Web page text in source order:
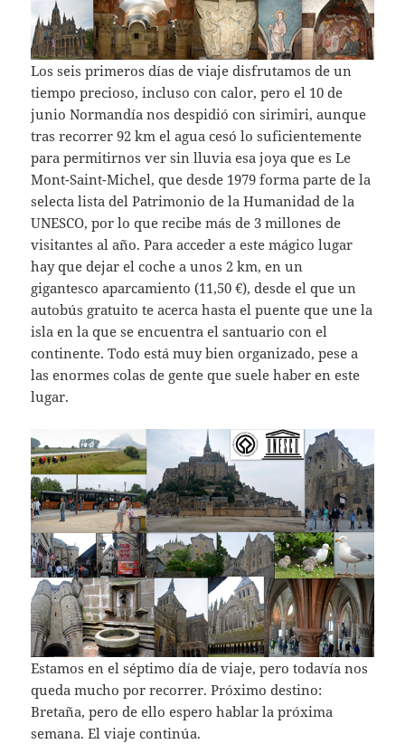
Los seis primeros días de viaje disfrutamos de un
tiempo precioso, incluso con calor, pero el 10 de
junio Normandía nos despidió con sirimiri, aunque
tras recorrer 92 km el agua cesó lo suficientemente
para permitirnos ver sin lluvia esa joya que es Le
Mont-Saint-Michel, que desde 1979 forma parte de la
selecta lista del Patrimonio de la Humanidad de la
UNESCO, por lo que recibe más de 3 millones de
visitantes al año. Para acceder a este mágico lugar
hay que dejar el coche a unos 2 km, en un
gigantesco aparcamiento (11,50 €), desde el que un
autobús gratuito te acerca hasta el puente que une la
isla en la que se encuentra el santuario con el
continente. Todo está muy bien organizado, pese a
las enormes colas de gente que suele haber en este
lugar.
Estamos en el séptimo día de viaje, pero todavía nos
queda mucho por recorrer. Próximo destino:
Bretaña, pero de ello espero hablar la próxima
semana. El viaje continúa.